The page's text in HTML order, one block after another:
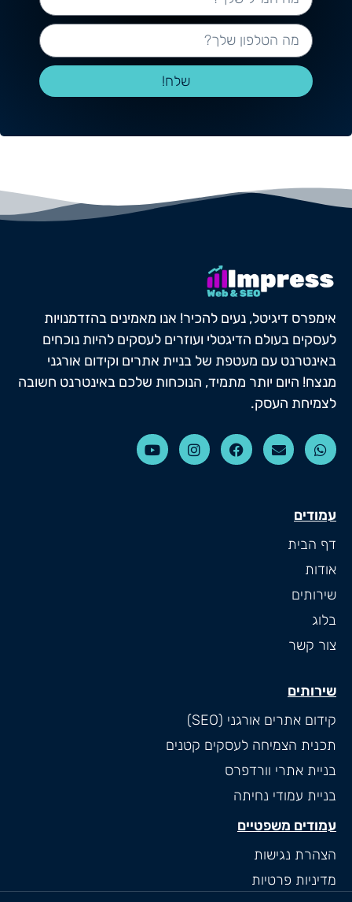
שלח!
אימפרס דיגיטל, נעים להכיר! אנו מאמינים בהזדמנויות
לעסקים בעולם הדיגטלי ועוזרים לעסקים להיות נוכחים
באינטרנט עם מעטפת של בניית אתרים וקידום אורגני
מנצח! היום יותר מתמיד, הנוכחות שלכם באינטרנט חשובה
לצמיחת העסק.
עמודים
דף הבית
אודות
שירותים
בלוג
צור קשר
שירותים
קידום אתרים אורגני (SEO)
תכנית הצמיחה לעסקים קטנים
בניית אתרי וורדפרס
בניית עמודי נחיתה
עמודים משפטיים
הצהרת נגישות
מדיניות פרטיות